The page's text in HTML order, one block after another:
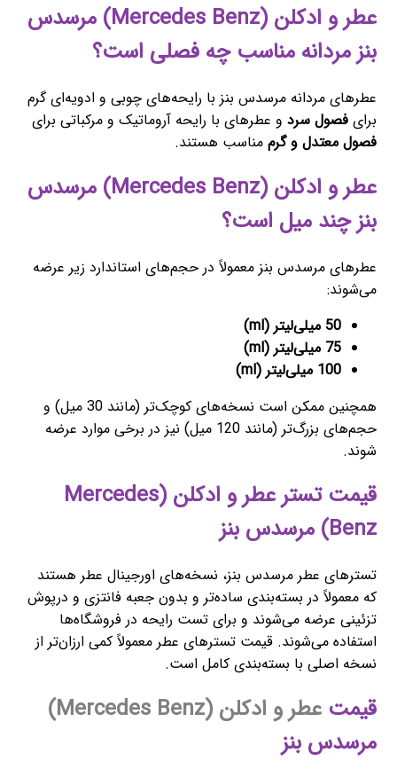
عطر و ادکلن (Mercedes Benz) مرسدس
بنز مردانه مناسب چه فصلی است؟
عطرهای مردانه مرسدس بنز با رایحه‌های چوبی و ادویه‌ای گرم
برای فصول سرد و عطرهای با رایحه آروماتیک و مرکباتی برای
فصول معتدل و گرم مناسب هستند.
عطر و ادکلن (Mercedes Benz) مرسدس
بنز چند میل است؟
عطرهای مرسدس بنز معمولاً در حجم‌های استاندارد زیر عرضه
می‌شوند:
50 میلی‌لیتر (ml)
75 میلی‌لیتر (ml)
100 میلی‌لیتر (ml)
همچنین ممکن است نسخه‌های کوچک‌تر (مانند 30 میل) و
حجم‌های بزرگ‌تر (مانند 120 میل) نیز در برخی موارد عرضه
شوند.
قیمت تستر عطر و ادکلن (Mercedes
Benz) مرسدس بنز
تسترهای عطر مرسدس بنز، نسخه‌های اورجینال عطر هستند
که معمولاً در بسته‌بندی ساده‌تر و بدون جعبه فانتزی و درپوش
تزئینی عرضه می‌شوند و برای تست رایحه در فروشگاه‌ها
استفاده می‌شوند. قیمت تسترهای عطر معمولاً کمی ارزان‌تر از
نسخه اصلی با بسته‌بندی کامل است.
قیمت عطر و ادکلن (Mercedes Benz)
مرسدس بنز